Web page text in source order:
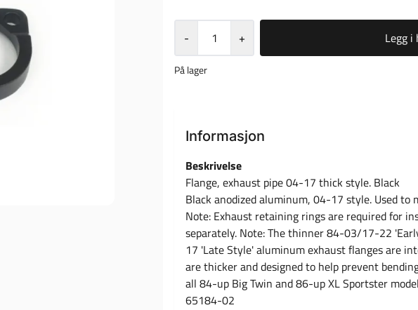
- + Legg
På lager
Informasjon
Beskrivelse
Flange, exhaust pipe 04-17 thick style. Black
Black anodized aluminum, 04-17 style. Used to
Note: Exhaust retaining rings are required for
separately. Note: The thinner 84-03/17-22
17 'Late Style' aluminum exhaust flanges are
are thicker and designed to help prevent
all 84-up Big Twin and 86-up XL Sportster
65184-02